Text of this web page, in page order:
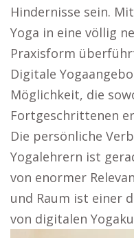
Hindernisse sein.
Yoga in eine völlig
Praxisform
Digitale
Möglichkeit, die
Fortgeschrittenen
Die persönliche
Yogalehrern ist
von enormer
und Raum ist einer
von digitalen